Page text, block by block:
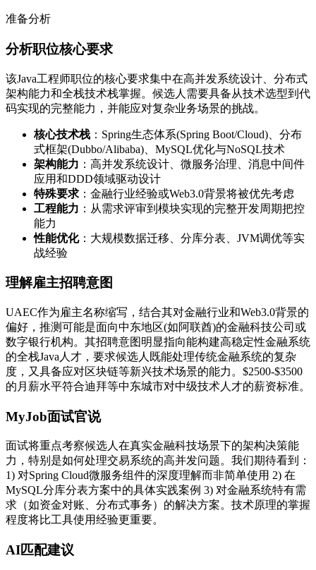
准备分析
分析职位核心要求
该Java工程师职位的核心要求集中在高并发系统设计、分布式
架构能力和全栈技术栈掌握。候选人需要具备从技术选型到代
码实现的完整能力，并能应对复杂业务场景的挑战。
核心技术栈 ：Spring生态体系(Spring Boot/Cloud)、分布
式框架(Dubbo/Alibaba)、MySQL优化与NoSQL技术
架构能力 ：高并发系统设计、微服务治理、消息中间件
应用和DDD领域驱动设计
特殊要求 ：金融行业经验或Web3.0背景将被优先考虑
工程能力 ：从需求评审到模块实现的完整开发周期把控
能力
性能优化：大规模数据迁移、分库分表、JVM调优等实
战经验
理解雇主招聘意图
UAEC作为雇主名称缩写，结合其对金融行业和Web3.0背景的
偏好，推测可能是面向中东地区(如阿联酋)的金融科技公司或
数字银行机构。其招聘意图明显指向能构建高稳定性金融系统
的全栈Java人才，要求候选人既能处理传统金融系统的复杂
度，又具备应对区块链等新兴技术场景的能力。$2500-$3500
的月薪水平符合迪拜等中东城市对中级技术人才的薪资标准。
MyJob面试官说
面试将重点考察候选人在真实金融科技场景下的架构决策能
力，特别是如何处理交易系统的高并发问题。我们期待看到：
1) 对Spring Cloud微服务组件的深度理解而非简单使用 2) 在
MySQL分库分表方案中的具体实践案例 3) 对金融系统特有需
求（如资金对账、分布式事务）的解决方案。技术原理的掌握
程度将比工具使用经验更重要。
AI匹配建议